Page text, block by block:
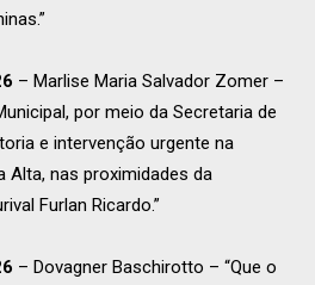
– Marlise Maria Salvador Zomer –
por meio da Secretaria de
e intervenção urgente na
Alta, nas proximidades da
Furlan Ricardo.”
– Dovagner Baschirotto – “Que o